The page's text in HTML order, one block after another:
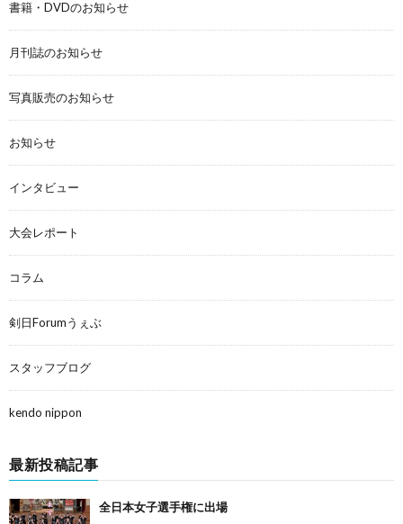
書籍・DVDのお知らせ
月刊誌のお知らせ
写真販売のお知らせ
お知らせ
インタビュー
大会レポート
コラム
剣日Forumうぇぶ
スタッフブログ
kendo nippon
最新投稿記事
全日本女子選手権に出場